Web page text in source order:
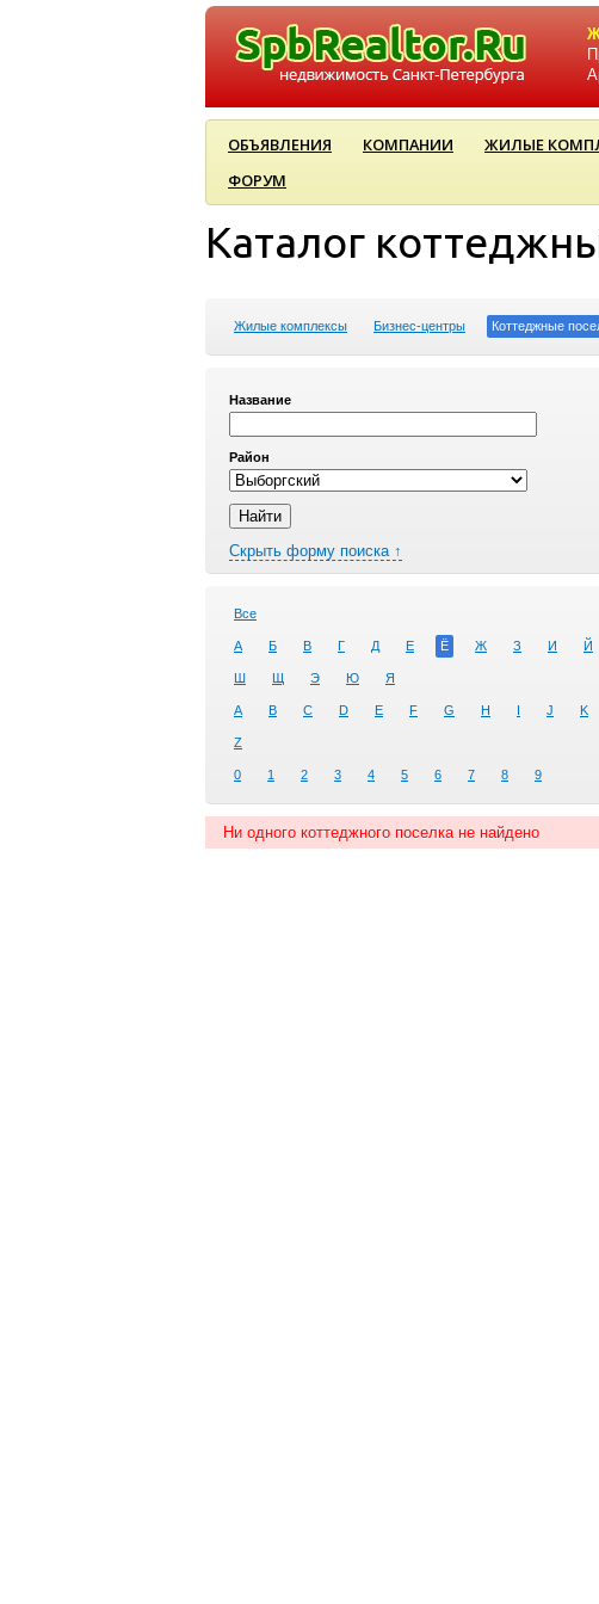
ОБЪЯВЛЕНИЯ КОМПАНИИ ЖИЛЫЕ
ФОРУМ
Каталог
Жилые комплексы Бизнес-центры Коттеджные
Название
Район
Скрыть форму поиска ↑
Все
А Б В Г Д Е Ё Ж З И Й
Ш Щ Э Ю Я
A B C D E F G H I J K
Z
0 1 2 3 4 5 6 7 8 9
Ни одного коттеджного поселка не найдено